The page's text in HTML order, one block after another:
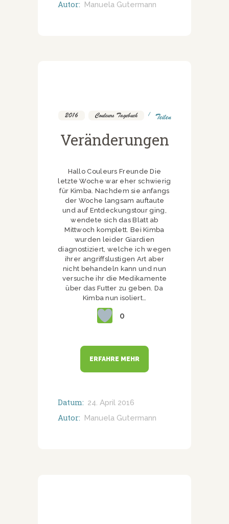
Autor: Manuela Gutermann
2016 Couleurs Tagebuch Teilen
Veränderungen
Hallo Couleurs Freunde Die
letzte Woche war eher schwierig
für Kimba. Nachdem sie anfangs
der Woche langsam auftaute
und auf Entdeckungstour ging,
wendete sich das Blatt ab
Mittwoch komplett. Bei Kimba
wurden leider Giardien
diagnostiziert, welche ich wegen
ihrer angriffslustigen Art aber
nicht behandeln kann und nun
versuche ihr die Medikamente
über das Futter zu geben. Da
Kimba nun isoliert…
0
ERFAHRE MEHR
Datum: 24. April 2016
Autor: Manuela Gutermann